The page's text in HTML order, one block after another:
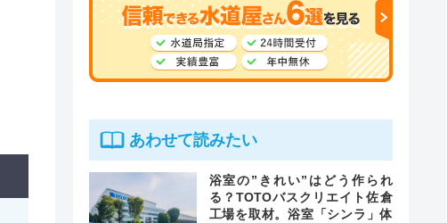
あわせて読みたい
浴室の”きれい”はどう作られ
る？TOTOバスクリエイト佐倉
工場を取材。浴室「シンラ」体